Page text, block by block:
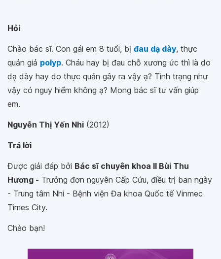
Hỏi
Chào bác sĩ. Con gái em 8 tuổi, bị đau dạ dày, thực
quản giả polyp. Cháu hay bị đau chỗ xương ức thì là do
dạ dày hay do thực quản gây ra vậy ạ? Tình trạng như
vậy có nguy hiểm không ạ? Mong bác sĩ tư vấn giúp
em.
Nguyễn Thị Yến Nhi (2012)
Trả lời
Được giải đáp bởi Bác sĩ chuyên khoa II Bùi Thu
Hương - Trưởng đơn nguyên Cấp Cứu, điều trị ban ngày
- Trung tâm Nhi - Bệnh viện Đa khoa Quốc tế Vinmec
Times City.
Chào bạn!